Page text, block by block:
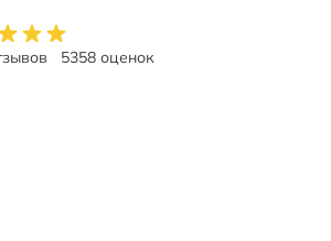
5358 оценок